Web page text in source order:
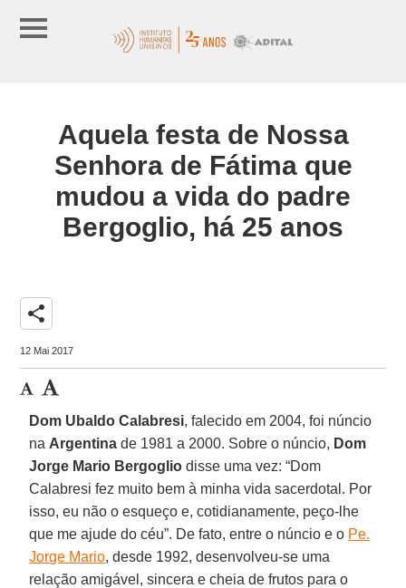
Aquela festa de Nossa
Senhora de Fátima que
mudou a vida do padre
Bergoglio, há 25 anos
share
12 Mai 2017
Dom Ubaldo Calabresi, falecido em 2004, foi núncio
na Argentina de 1981 a 2000. Sobre o núncio, Dom
Jorge Mario Bergoglio disse uma vez: “Dom
Calabresi fez muito bem à minha vida sacerdotal. Por
isso, eu não o esqueço e, cotidianamente, peço-lhe
que me ajude do céu”. De fato, entre o núncio e o Pe.
Jorge Mario, desde 1992, desenvolveu-se uma
relação amigável, sincera e cheia de frutos para o